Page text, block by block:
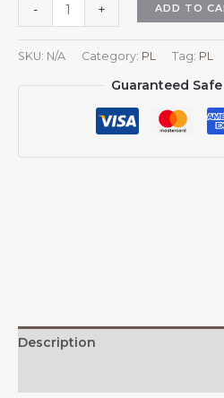
-
z
flagą
Azerbejdżanu
Czapki
Azerbejdżanu
Czapka
+ ADD TO
SKU: N/A Category: PL Tag: PL
Guaranteed
Description